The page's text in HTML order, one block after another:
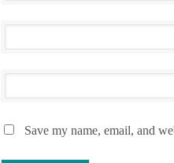
Save my name, email, and